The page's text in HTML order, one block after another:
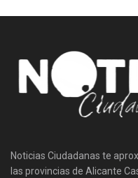
Noticias Ciudadanas te
las provincias de Alicante